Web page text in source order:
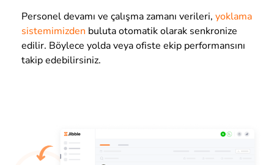
Personel devamı ve çalışma zamanı verileri, yoklama
sistemimizden buluta otomatik olarak senkronize
edilir. Böylece yolda veya ofiste ekip performansını
takip edebilirsiniz.